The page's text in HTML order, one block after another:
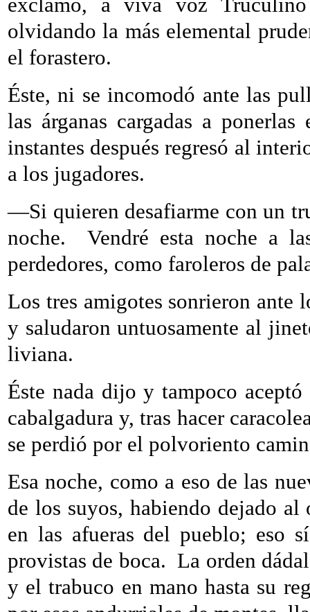
olvidando la más elemental
el forastero.
Éste, ni se incomodó ante las
las árganas cargadas a
instantes después regresó al
a los jugadores.
—Si quieren desafiarme con un
noche.
Vendré esta noche a
perdedores, como faroleros de
Los tres amigotes sonrieron ante
y saludaron untuosamente al
liviana.
Éste nada dijo y tampoco aceptó
cabalgadura y, tras hacer
se perdió por el polvoriento
Esa noche, como a eso de las
de los suyos, habiendo dejado
en las afueras del pueblo; eso
provistas de boca. La orden
y el trabuco en mano hasta su